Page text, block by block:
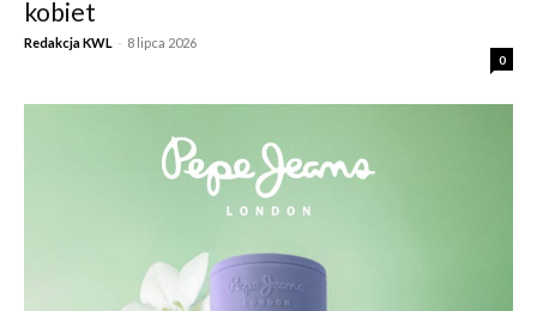
kobiet
Redakcja KWL - 8 lipca 2026
0